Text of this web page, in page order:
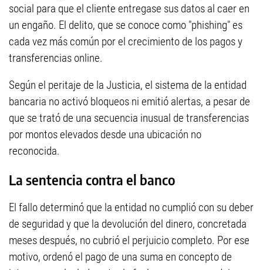
social para que el cliente entregase sus datos al caer en
un engaño. El delito, que se conoce como "phishing" es
cada vez más común por el crecimiento de los pagos y
transferencias online.
Según el peritaje de la Justicia, el sistema de la entidad
bancaria no activó bloqueos ni emitió alertas, a pesar de
que se trató de una secuencia inusual de transferencias
por montos elevados desde una ubicación no
reconocida.
La sentencia contra el banco
El fallo determinó que la entidad no cumplió con su deber
de seguridad y que la devolución del dinero, concretada
meses después, no cubrió el perjuicio completo. Por ese
motivo, ordenó el pago de una suma en concepto de